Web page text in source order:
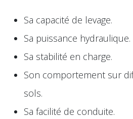
Sa capacité de levage.
Sa puissance hydraulique.
Sa stabilité en charge.
Son comportement sur
sols.
Sa facilité de conduite.